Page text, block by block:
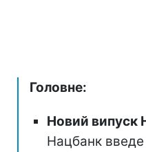
Головне:
Новий випуск
Нацбанк введе